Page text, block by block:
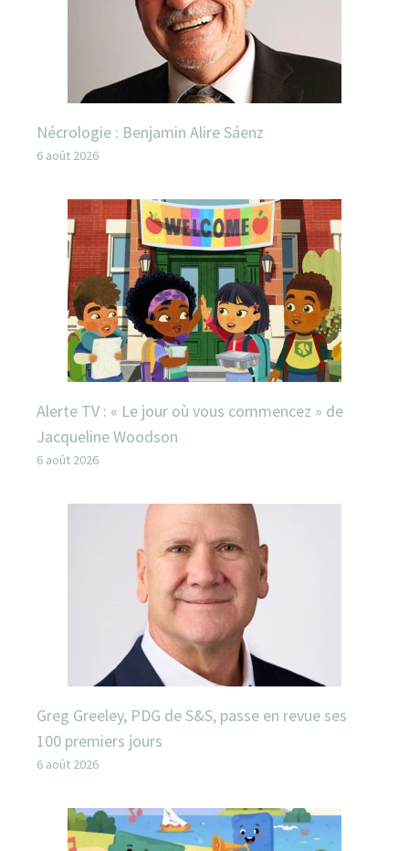
Nécrologie : Benjamin Alire Sáenz
6 août 2026
Alerte TV : « Le jour où vous commencez » de
Jacqueline Woodson
6 août 2026
Greg Greeley, PDG de S&S, passe en revue ses
100 premiers jours
6 août 2026